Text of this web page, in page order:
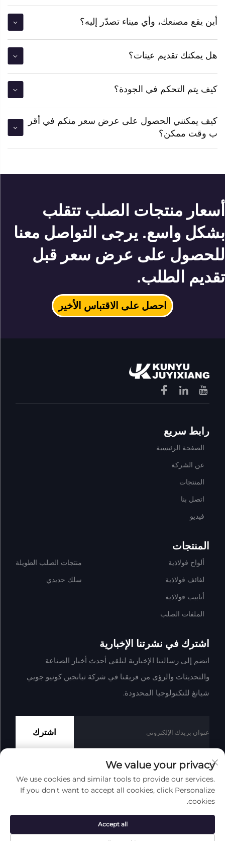
أين يقع مصنعك، وأي ميناء تصدّر إليه؟
هل يمكنك تقديم عينات؟
كيف يتم التحكم في الجودة؟
كيف يمكنني الحصول على عرض سعر منكم في أقر
ب وقت ممكن؟
أسعار منتجات الصلب تتقلب
بشكل واسع. يرجى التواصل معنا
للحصول على عرض سعر قبل
تقديم الطلب.
احصل على الاقتباس الأخير
رابط سريع
الصفحة الرئيسية
عن الشركة
المنتجات
اتصل بنا
فيديو
المنتجات
ألواح فولاذية
لفائف فولاذية
أنابيب فولاذية
الملفات الصلب
منتجات الصلب الطويلة
سلك حديدي
اشترك في نشرتنا الإخبارية
انضم إلى رسالتنا الإخبارية لتلقي أحدث أخبار الصناعة
والتحديثات والرؤى من فريقنا في شركة تيانجين كونيو جويي
شيانغ للتكنولوجيا المحدودة.
اشترك
حقوق النشر © شركة تيانجين كونيو جوي شيانغ للتكنولوجيا المحدودة
جميع الحقوق محفوظة
سياسة الخصوصية المدونة
انقر لأعلى
We value your privacy
We use cookies and similar tools to provide our services.
If you don't want to accept all cookies, click Personalize
cookies.
Accept all